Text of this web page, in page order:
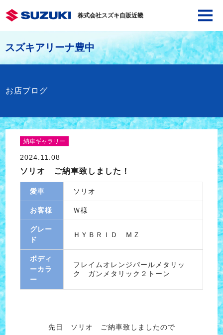
株式会社スズキ自販近畿
スズキアリーナ豊中
お店ブログ
納車ギャラリー
2024.11.08
ソリオ ご納車致しました！
愛車 ソリオ
お客様 Ｗ様
グレー
ド
ＨＹＢＲＩＤ ＭＺ
ボディ
ーカラ
ー
フレイムオレンジパールメタリッ
ク ガンメタリック２トーン
先日 ソリオ ご納車致しましたので